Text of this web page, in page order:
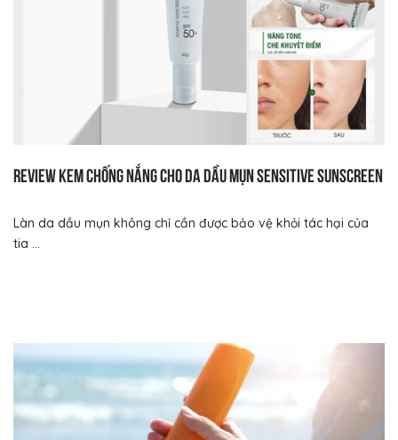
Review kem chống nắng cho da dầu mụn Sensitive Sunscreen
Làn da dầu mụn không chỉ cần được bảo vệ khỏi tác hại của
tia ...